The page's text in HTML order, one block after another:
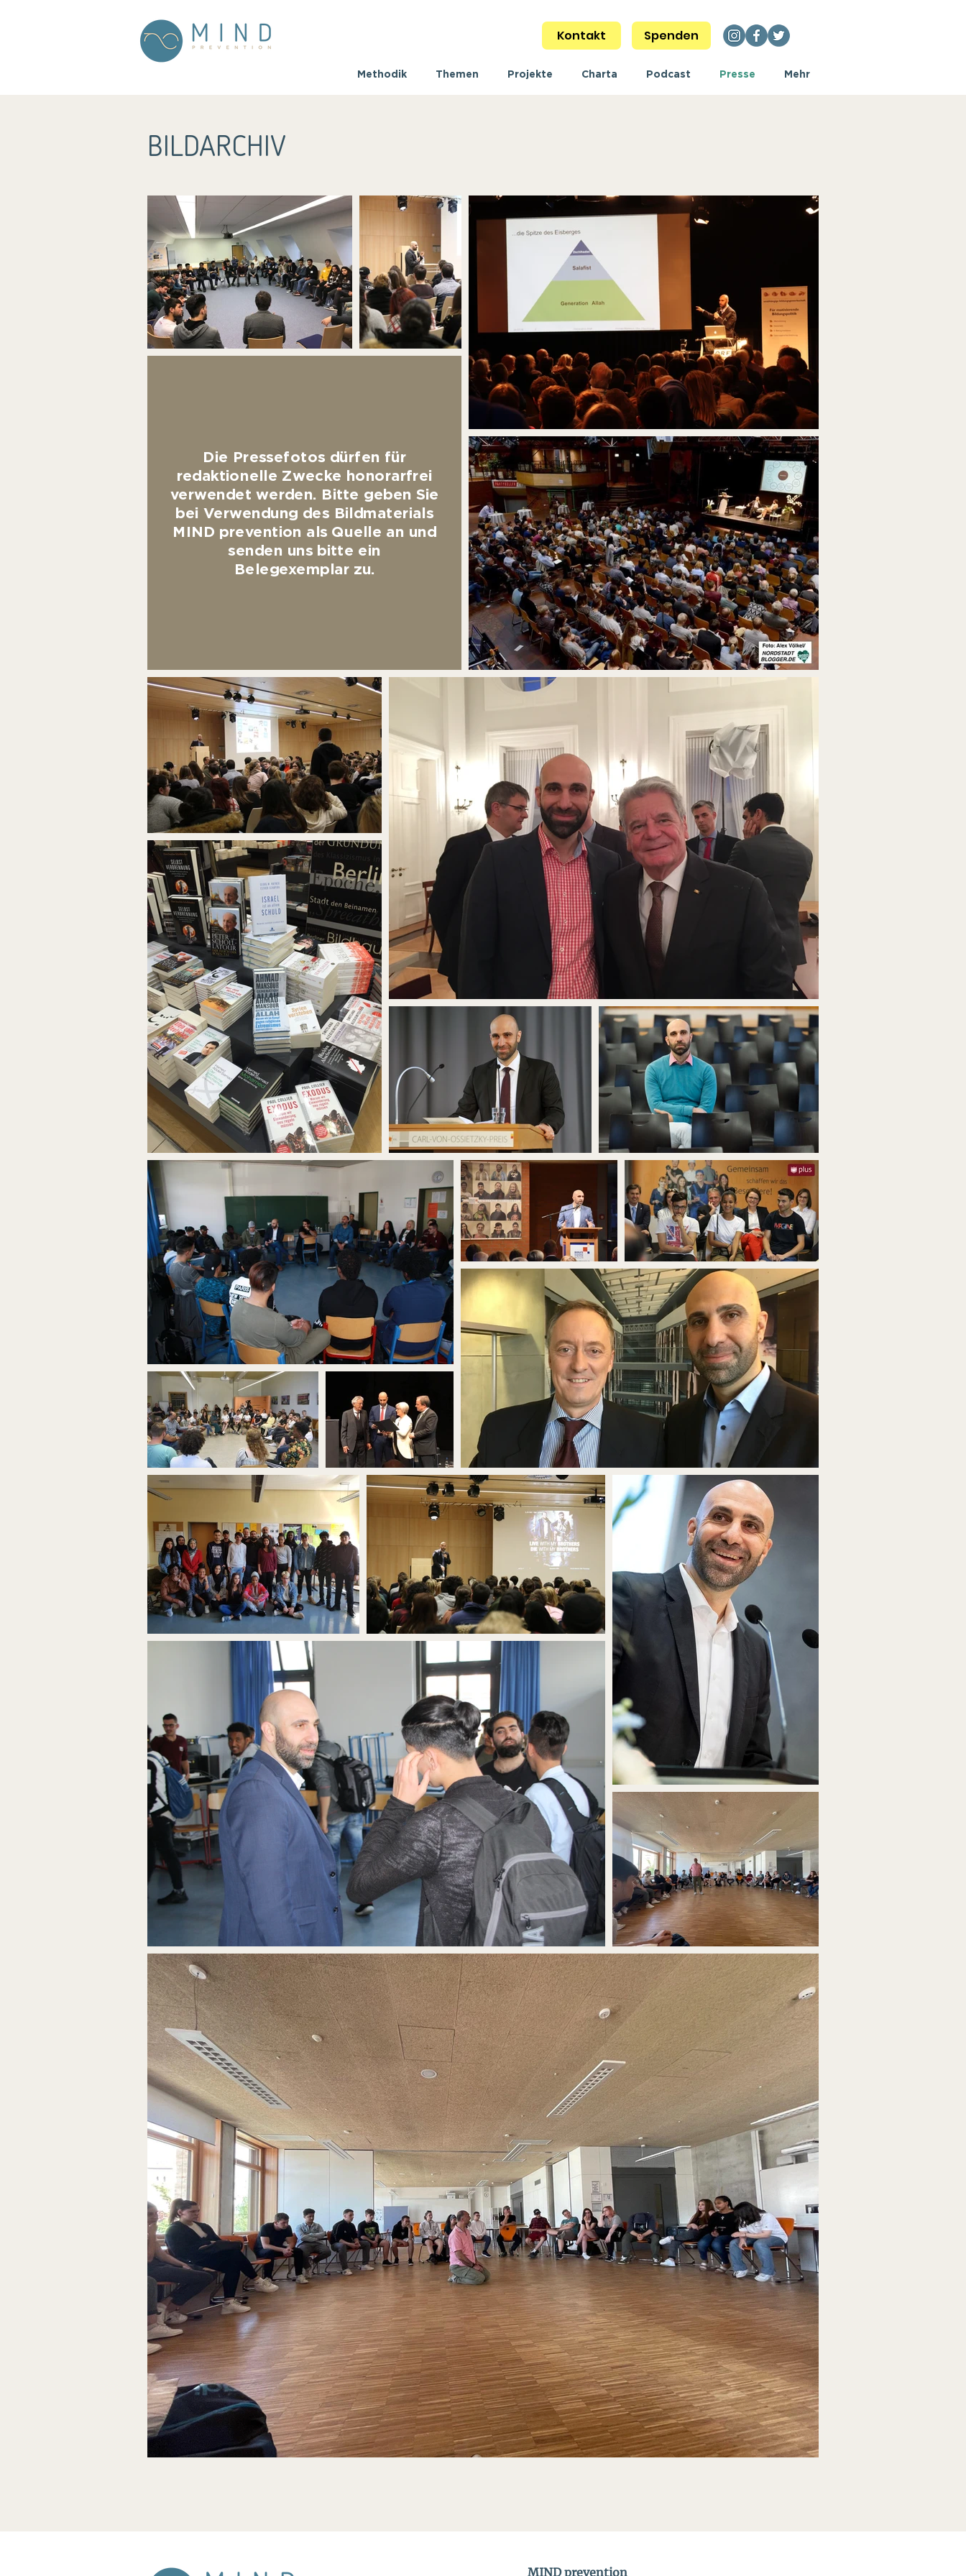
Kontakt Spenden
Methodik Themen Projekte Charta Podcast Presse Mehr
BILDARCHIV
Die Pressefotos dürfen für
redaktionelle Zwecke honorarfrei
verwendet werden. Bitte geben Sie
bei Verwendung des Bildmaterials
MIND prevention als Quelle an und
senden uns bitte ein
Belegexemplar zu.
MIND prevention